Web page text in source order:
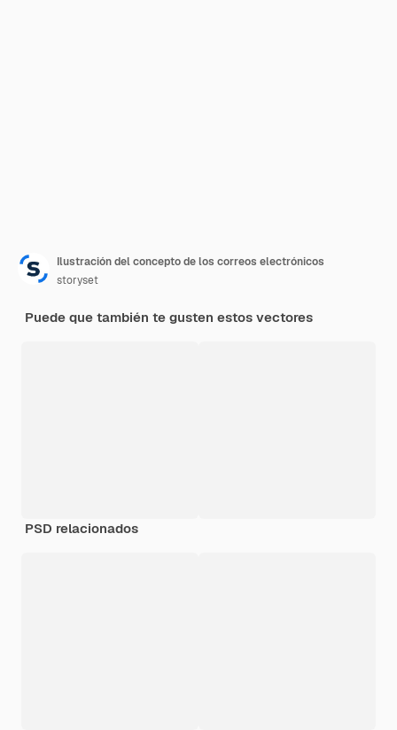
Ilustración del concepto de los correos electrónicos
storyset
Puede que también te gusten estos vectores
PSD relacionados